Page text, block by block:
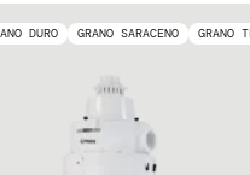
DURO GRANO SARACENO GRANO
di aver preso visione
di aver preso visione
di questo sito e presto il mio